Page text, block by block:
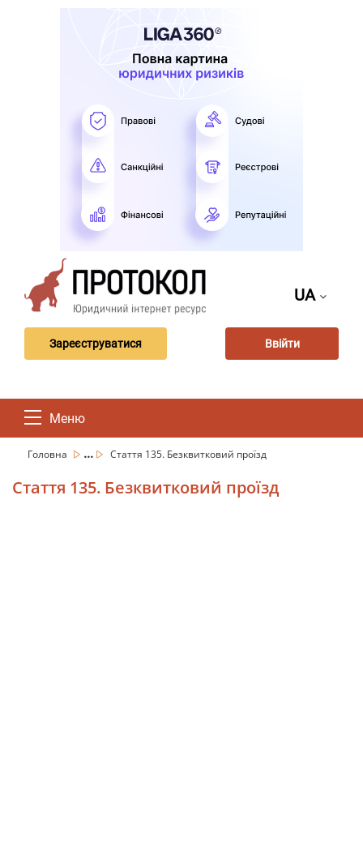
UA
Зареєструватися Ввійти
Меню
Головна ... Стаття 135. Безквитковий проїзд
Стаття 135. Безквитковий проїзд